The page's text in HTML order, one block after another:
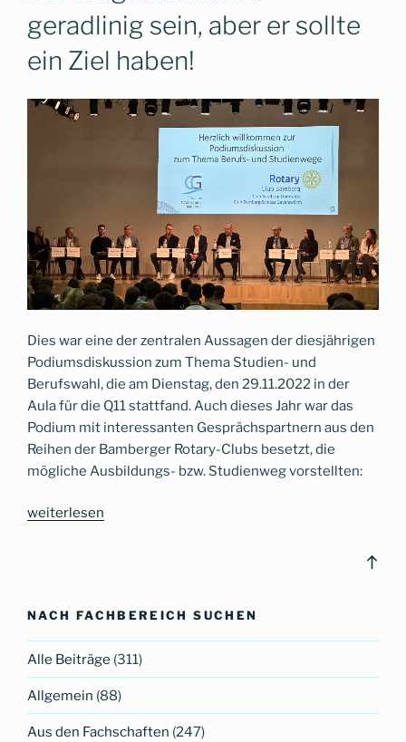
geradlinig sein, aber er sollte
ein Ziel haben!
Dies war eine der zentralen Aussagen der diesjährigen
Podiumsdiskussion zum Thema Studien- und
Berufswahl, die am Dienstag, den 29.11.2022 in der
Aula für die Q11 stattfand. Auch dieses Jahr war das
Podium mit interessanten Gesprächspartnern aus den
Reihen der Bamberger Rotary-Clubs besetzt, die
mögliche Ausbildungs- bzw. Studienweg vorstellten:
„Der
sein,
aber
er
sollte
ein
Ziel
weiterlesen
NACH FACHBEREICH SUCHEN
Alle Beiträge (311)
Allgemein (88)
Aus den Fachschaften (247)